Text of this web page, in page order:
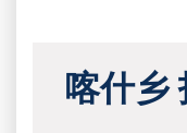
喀什乡